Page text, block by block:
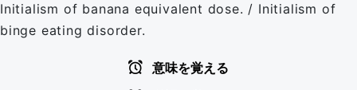
Initialism of banana equivalent dose. / Initialism of
binge eating disorder.
意味を覚える